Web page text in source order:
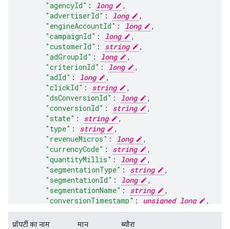
"agencyId" : long
,
"advertiserId" : long
,
"engineAccountId" : long
,
"campaignId" : long
,
"customerId" : string
,
"adGroupId" : long
,
"criterionId" : long
,
"adId" : long
,
"clickId" : string
,
"dsConversionId" : long
,
"conversionId" : string
,
"state" : string
,
"type" : string
,
"revenueMicros" : long
,
"currencyCode" : string
,
"quantityMillis" : long
,
"segmentationType" : string
,
"segmentationId" : long
,
"segmentationName" : string
,
"conversionTimestamp" : unsigned long
,
"conversionModifiedTimestamp": unsigned long
"floodlightOrderId": string
प्रॉपर्टी का नाम मान ब्यौरा